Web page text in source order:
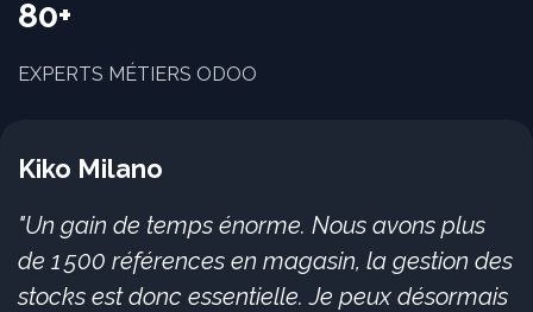
80+
EXPERTS MÉTIERS ODOO
Kiko Milano
"Un gain de temps énorme. Nous avons plus
de 1 500 références en magasin, la gestion des
stocks est donc essentielle. Je peux désormais